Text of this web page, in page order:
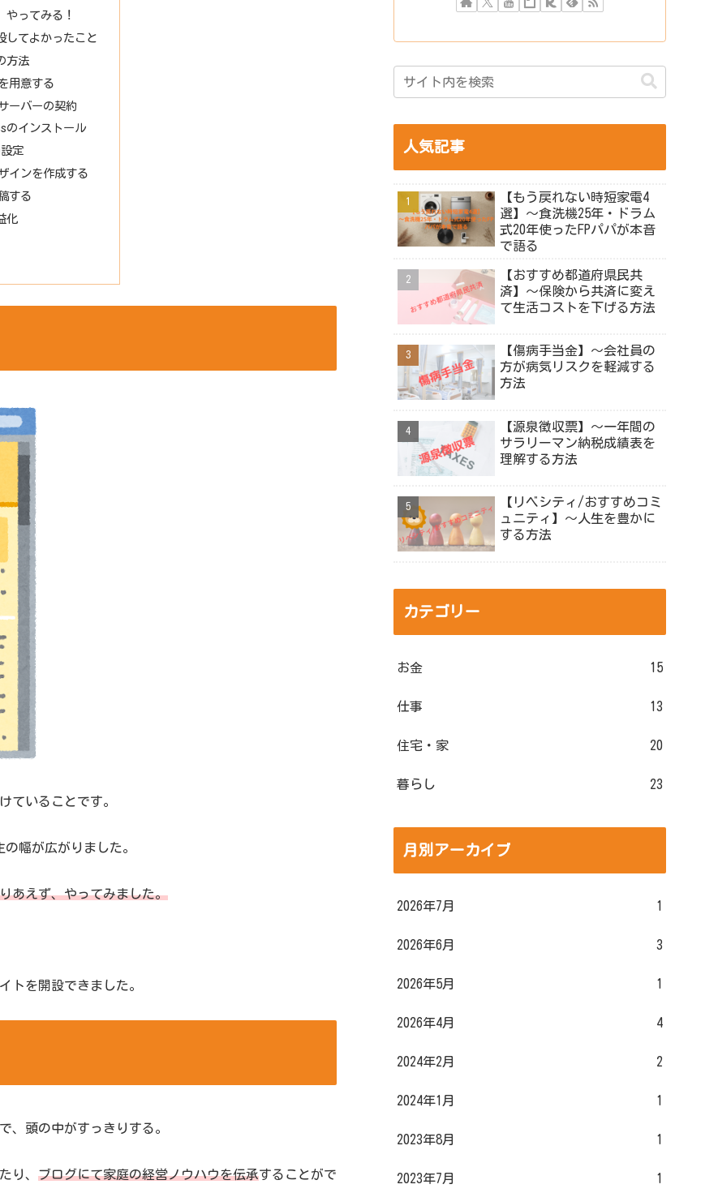
やってみる！
してよかったこと
方法
用意する
ーバーの契約
のインストール
定
インを作成する
する
化
ていることです。
幅が広がりました。
あえず、やってみました。
トを開設できました。
、頭の中がすっきりする。
り、 ブログにて家庭の経営ノウハウを伝承することがで
人気記事
【もう戻れない時短家電4
選】～食洗機25年・ドラム
式20年使ったFPパパが本音
で語る
【おすすめ都道府県民共
済】～保険から共済に変え
て生活コストを下げる方法
【傷病手当金】～会社員の
方が病気リスクを軽減する
方法
【源泉徴収票】～一年間の
サラリーマン納税成績表を
理解する方法
【リベシティ/おすすめコミ
ュニティ】～人生を豊かに
する方法
カテゴリー
お金 15
仕事 13
住宅・家 20
暮らし 23
月別アーカイブ
2026年7月 1
2026年6月 3
2026年5月 1
2026年4月 4
2024年2月 2
2024年1月 1
2023年8月 1
2023年7月 1